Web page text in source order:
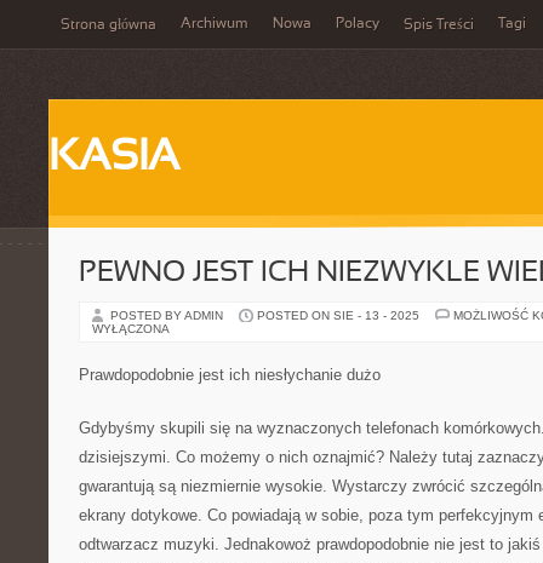
Strona główna Archiwum Nowa Polacy Spis Treści Tagi
KASIA
PEWNO JEST ICH NIEZWYKLE
POSTED BY ADMIN POSTED ON SIE - 13 - 2025
MOŻLIWOŚĆ
WYŁĄCZONA
Prawdopodobnie jest ich niesłychanie dużo
Gdybyśmy skupili się na wyznaczonych telefonach
dzisiejszymi. Co możemy o nich oznajmić? Należy tutaj
gwarantują są niezmiernie wysokie. Wystarczy zwrócić
ekrany dotykowe. Co powiadają w sobie, poza tym perfekcyjnym
odtwarzacz muzyki. Jednakowoż prawdopodobnie nie jest to